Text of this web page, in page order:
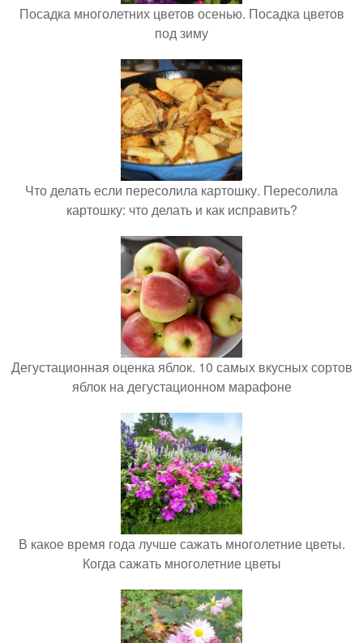
Посадка многолетних цветов осенью. Посадка цветов
под зиму
Что делать если пересолила картошку. Пересолила
картошку: что делать и как исправить?
Дегустационная оценка яблок. 10 самых вкусных сортов
яблок на дегустационном марафоне
В какое время года лучше сажать многолетние цветы.
Когда сажать многолетние цветы